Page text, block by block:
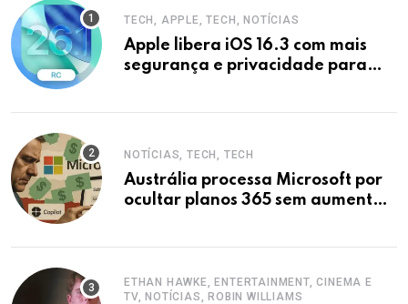
TECH, APPLE, TECH, NOTÍCIAS
Apple libera iOS 16.3 com mais
segurança e privacidade para
NOTÍCIAS, TECH, TECH
Austrália processa Microsoft por
ocultar planos 365 sem aumento e
ETHAN HAWKE, ENTERTAINMENT, CINEMA E
TV, NOTÍCIAS, ROBIN WILLIAMS